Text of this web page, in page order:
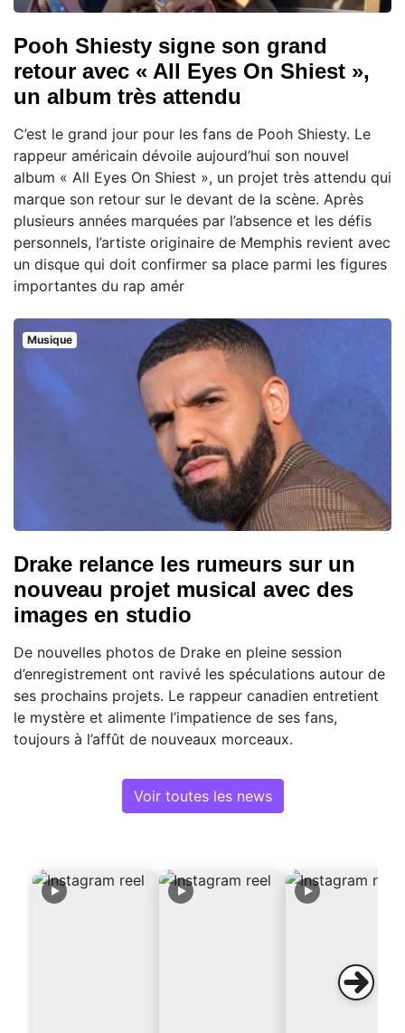
Pooh Shiesty signe son grand
retour avec « All Eyes On Shiest »,
un album très attendu
C’est le grand jour pour les fans de Pooh Shiesty. Le
rappeur américain dévoile aujourd’hui son nouvel
album « All Eyes On Shiest », un projet très attendu qui
marque son retour sur le devant de la scène. Après
plusieurs années marquées par l’absence et les défis
personnels, l’artiste originaire de Memphis revient avec
un disque qui doit confirmer sa place parmi les figures
importantes du rap amér
Musique
Drake relance les rumeurs sur un
nouveau projet musical avec des
images en studio
De nouvelles photos de Drake en pleine session
d’enregistrement ont ravivé les spéculations autour de
ses prochains projets. Le rappeur canadien entretient
le mystère et alimente l’impatience de ses fans,
toujours à l’affût de nouveaux morceaux.
Voir toutes les news